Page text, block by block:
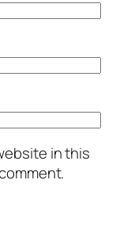
in this